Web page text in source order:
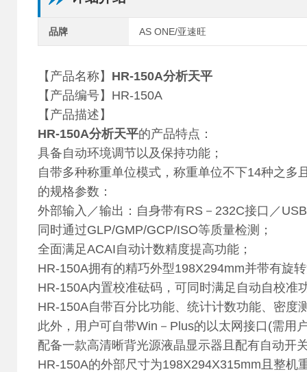
品牌 AS ONE/亚速旺
【产品名称】 HR-150A分析天平
【产品编号】HR-150A
【产品描述】
HR-150A分析天平的产品特点：
具备自动环境调节以及保持功能；
自带多种称重单位模式，称重单位不下14种之多
的规格参数：
外部输入／输出：自身带有RS－232C接口／
同时通过GLP/GMP/GCP/ISO等质量检测；
全面满足ACAI自动计数精度提高功能；
HR-150A拥有的精巧外型198X294mm并带有旋
HR-150A内置校准砝码，可同时满足自动自校准
HR-150A自带百分比功能、统计计数功能、密度
此外，用户可自带Win－Plus的以太网接口(需用
配备一款高清晰背光源液晶显示器且配有自动开
HR-150A的外部尺寸为198X294X315mm且整机